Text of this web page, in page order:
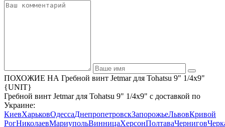
ПОХОЖИЕ НА Гребной винт Jetmar для Tohatsu 9" 1/4x9"
{UNIT}
Гребной винт Jetmar для Tohatsu 9" 1/4x9" с доставкой по
Украине:
КиевХарьковОдессаДнепропетровскЗапорожьеЛьвовКривой
РогНиколаевМариупольВинницаХерсонПолтаваЧернигов